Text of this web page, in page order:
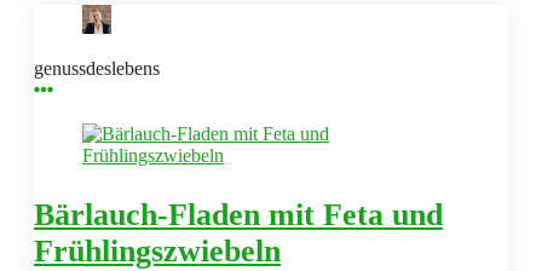
genussdeslebens
Bärlauch-Fladen mit Feta und
Frühlingszwiebeln